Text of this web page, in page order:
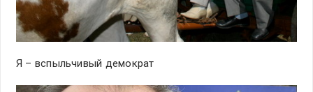
Я – вспыльчивый демократ